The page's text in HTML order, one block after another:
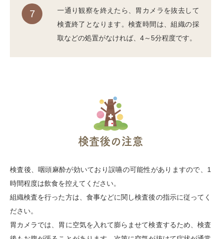
7
一通り観察を終えたら、胃カメラを抜去して
検査終了となります。検査時間は、組織の採
取などの処置がなければ、4～5分程度です。
検査後の注意
検査後、咽頭麻酔が効いており誤嚥の可能性がありますので、1
時間程度は飲食を控えてください。
組織検査を行った方は、食事などに関し検査後の指示に従ってく
ださい。
胃カメラでは、胃に空気を入れて膨らませて検査するため、検査